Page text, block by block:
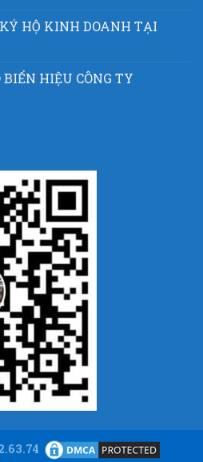
HỘ KINH DOANH TẠI
HIỆU CÔNG TY